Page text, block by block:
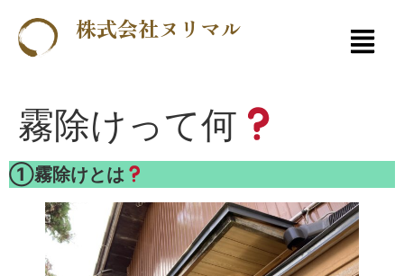
株式会社ヌリマル
霧除けって何
①霧除けとは